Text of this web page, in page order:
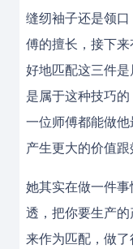
缝纫袖子还是领
傅的擅长，接下
好地匹配这三件
是属于这种技巧
一位师傅都能做
产生更大的价值跟
她其实在做一件
透，把你要生产
来作为匹配，做